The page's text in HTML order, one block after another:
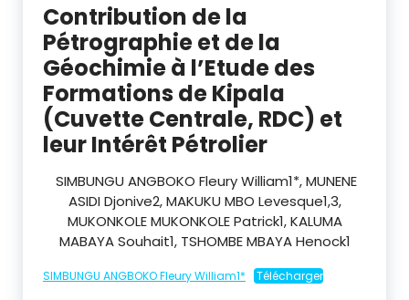
Contribution de la
Pétrographie et de la
Géochimie à l’Etude des
Formations de Kipala
(Cuvette Centrale, RDC) et
leur Intérêt Pétrolier
SIMBUNGU ANGBOKO Fleury William1*, MUNENE
ASIDI Djonive2, MAKUKU MBO Levesque1,3,
MUKONKOLE MUKONKOLE Patrick1, KALUMA
MABAYA Souhait1, TSHOMBE MBAYA Henock1
SIMBUNGU ANGBOKO Fleury William1* Télécharger